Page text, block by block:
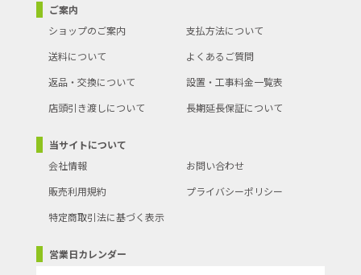
ご案内
ショップのご案内
支払方法について
送料について
よくあるご質問
返品・交換について
設置・工事料金一覧表
店頭引き渡しについて
長期延長保証について
当サイトについて
会社情報
お問い合わせ
販売利用規約
プライバシーポリシー
特定商取引法に基づく表示
営業日カレンダー